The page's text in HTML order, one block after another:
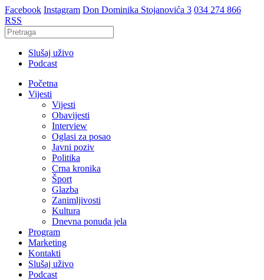
Facebook Instagram Don Dominika Stojanovića 3 034 274 866
RSS
Slušaj uživo
Podcast
Početna
Vijesti
Vijesti
Obavijesti
Interview
Oglasi za posao
Javni poziv
Politika
Crna kronika
Šport
Glazba
Zanimljivosti
Kultura
Dnevna ponuda jela
Program
Marketing
Kontakti
Slušaj uživo
Podcast